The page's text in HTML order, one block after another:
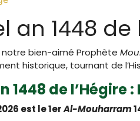
an 1448 de
notre bien-aimé Prophète
historique, tournant de
1448 de l’Hégire
est le 1erAl-Mouharram